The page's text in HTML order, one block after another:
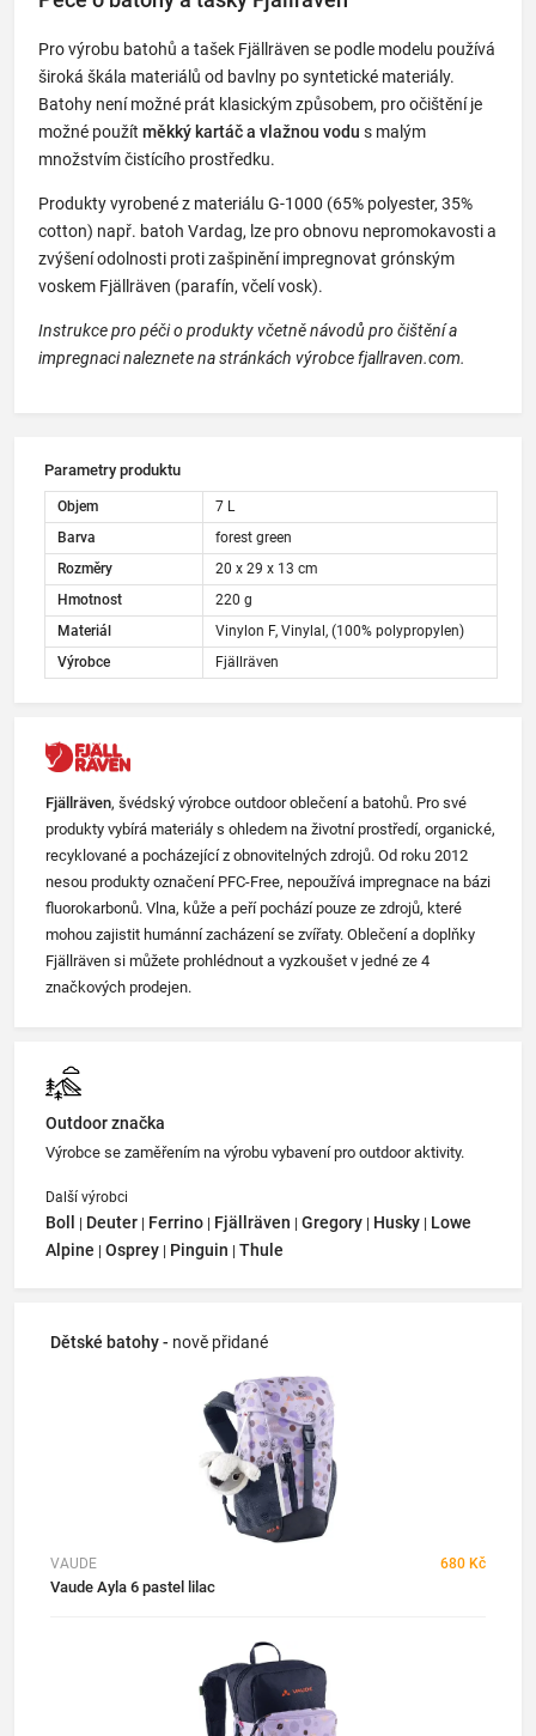
Pro výrobu batohů a tašek Fjällräven se podle modelu používá
široká škála materiálů od bavlny po syntetické materiály.
Batohy není možné prát klasickým způsobem, pro očištění je
možné použít měkký kartáč a vlažnou vodu s malým
množstvím čistícího prostředku.
Produkty vyrobené z materiálu G-1000 (65% polyester, 35%
cotton) např. batoh Vardag, lze pro obnovu nepromokavosti a
zvýšení odolnosti proti zašpinění impregnovat grónským
voskem Fjällräven (parafín, včelí vosk).
Instrukce pro péči o produkty včetně návodů pro čištění a
impregnaci naleznete na stránkách výrobce fjallraven.com.
Parametry produktu
Objem
7 L
Barva
forest green
Rozměry
20 x 29 x 13 cm
Hmotnost
220 g
Materiál
Vinylon F, Vinylal, (100% polypropylen)
Výrobce
Fjällräven
Fjällräven, švédský výrobce outdoor oblečení a batohů. Pro své
produkty vybírá materiály s ohledem na životní prostředí, organické,
recyklované a pocházející z obnovitelných zdrojů. Od roku 2012
nesou produkty označení PFC-Free, nepoužívá impregnace na bázi
fluorokarbonů. Vlna, kůže a peří pochází pouze ze zdrojů, které
mohou zajistit humánní zacházení se zvířaty. Oblečení a doplňky
Fjällräven si můžete prohlédnout a vyzkoušet v jedné ze 4
značkových prodejen.
Outdoor značka
Výrobce se zaměřením na výrobu vybavení pro outdoor aktivity.
Další výrobci
Boll | Deuter | Ferrino | Fjällräven | Gregory | Husky | Lowe
Alpine | Osprey | Pinguin | Thule
Dětské batohy - nově přidané
VAUDE 680 Kč
Vaude Ayla 6 pastel lilac